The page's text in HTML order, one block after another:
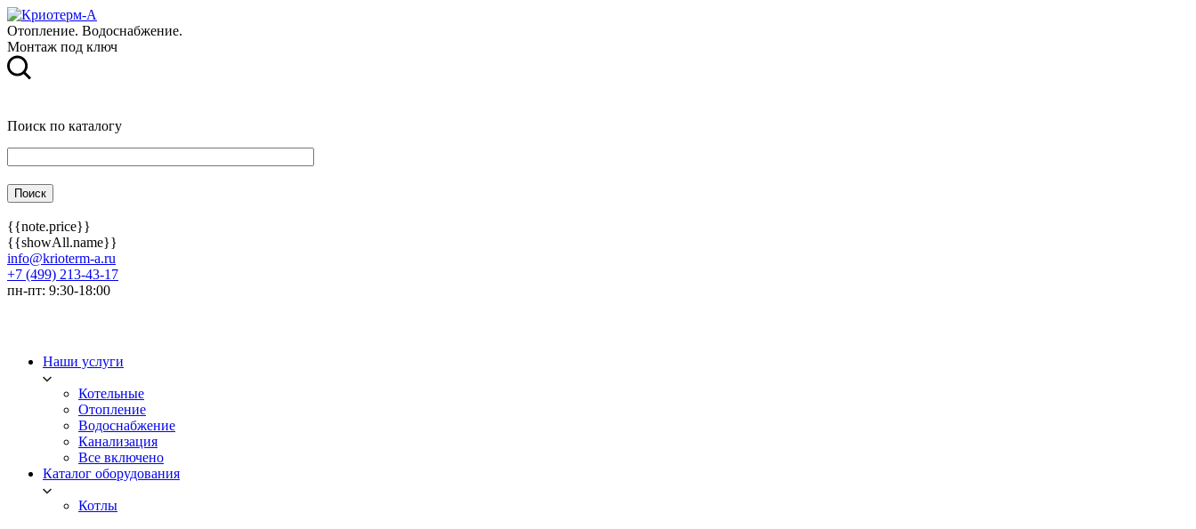
Отопление. Водоснабжение.
Монтаж под ключ
Поиск по каталогу
{{note.price}}
{{showAll.name}}
info@krioterm-a.ru
+7 (499) 213-43-17
пн-пт: 9:30-18:00
Наши услуги
Котельные
Отопление
Водоснабжение
Канализация
Все включено
Каталог оборудования
Котлы